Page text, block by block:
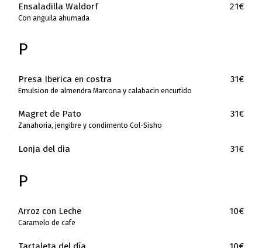
Ensaladilla Waldorf 21€
Con anguila ahumada
P
Presa Iberica en costra 31€
Emulsion de almendra Marcona y calabacin encurtido
Magret de Pato 31€
Zanahoria, jengibre y condimento Col-Sisho
Lonja del dia 31€
P
Arroz con Leche 10€
Caramelo de cafe